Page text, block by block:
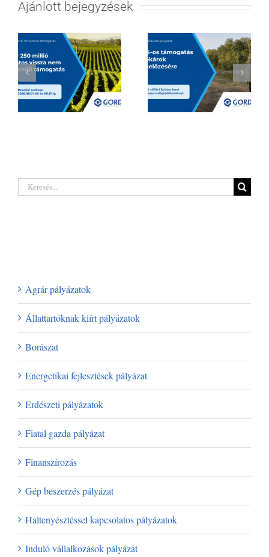
Ajánlott bejegyzések
| Akár 250 millió
forintig
pályázat a hazai
termelőknek
Keresés...
Agrár pályázatok
Állattartóknak kiírt pályázatok
Borászat
Energetikai fejlesztések pályázat
Erdészeti pályázatok
Fiatal gazda pályázat
Finanszírozás
Gép beszerzés pályázat
Haltenyésztéssel kapcsolatos pályázatok
Induló vállalkozások pályázat